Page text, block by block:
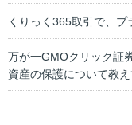
くりっく365取引で、プ
万が一GMOクリック証
資産の保護について教え